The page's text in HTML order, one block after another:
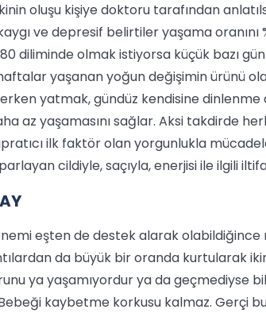
oluşu kişiye doktoru tarafından
ve depresif belirtiler yaşama oranını
80 diliminde olmak istiyorsa küçük bazı
yaşanan yoğun değişimin ürünü
yatmak, gündüz kendisine dinlenme
az yaşamasını sağlar. Aksi takdirde
ilk faktör olan yorgunlukla
cildiyle, saçıyla, enerjisi ile ilgili
eşten de destek alarak
da büyük bir oranda kurtularak
ya yaşamıyordur ya da geçmediyse
kaybetme korkusu kalmaz. Gerçi